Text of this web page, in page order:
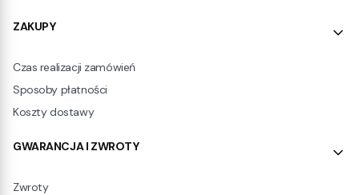
ZAKUPY
Czas realizacji zamówień
Sposoby płatności
Koszty dostawy
GWARANCJA I ZWROTY
Zwroty